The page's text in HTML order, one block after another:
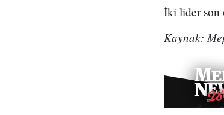
İki lider son
Kaynak: